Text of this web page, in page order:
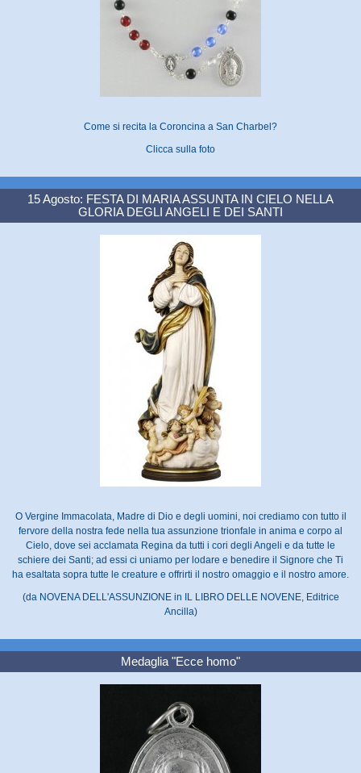
Come si recita la Coroncina a San Charbel?
Clicca sulla foto
15 Agosto: FESTA DI MARIA ASSUNTA IN CIELO NELLA
GLORIA DEGLI ANGELI E DEI SANTI
O Vergine Immacolata, Madre di Dio e degli uomini, noi crediamo con tutto il
fervore della nostra fede nella tua assunzione trionfale in anima e corpo al
Cielo, dove sei acclamata Regina da tutti i cori degli Angeli e da tutte le
schiere dei Santi; ad essi ci uniamo per lodare e benedire il Signore che Ti
ha esaltata sopra tutte le creature e offrirti il nostro omaggio e il nostro amore.
(da NOVENA DELL'ASSUNZIONE in IL LIBRO DELLE NOVENE, Editrice
Ancilla)
Medaglia "Ecce homo"